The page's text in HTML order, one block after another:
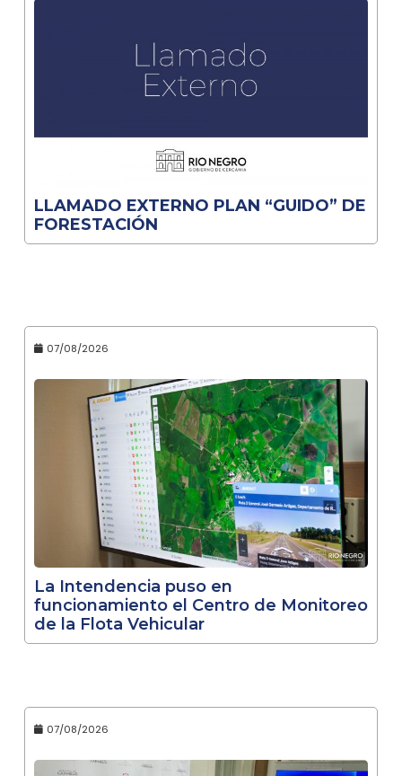
LLAMADO EXTERNO PLAN “GUIDO” DE
FORESTACIÓN
07/08/2026
La Intendencia puso en
funcionamiento el Centro de Monitoreo
de la Flota Vehicular
07/08/2026